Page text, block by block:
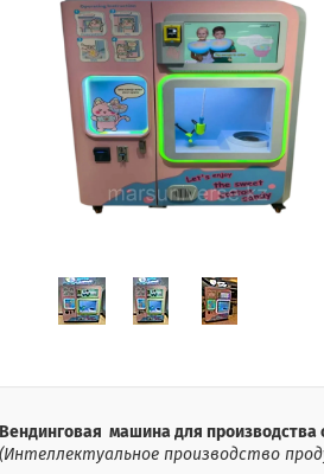
Вендинговая машина для производства
(Интеллектуальное производство